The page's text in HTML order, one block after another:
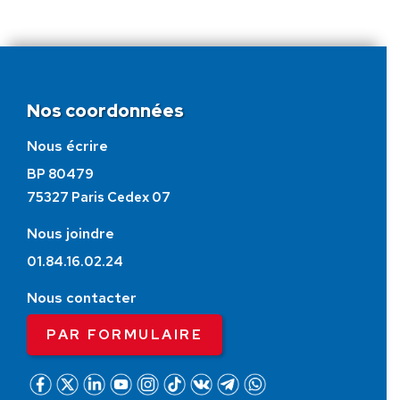
Nos coordonnées
Nous écrire
BP 80479
75327 Paris Cedex 07
Nous joindre
01.84.16.02.24
Nous contacter
PAR FORMULAIRE